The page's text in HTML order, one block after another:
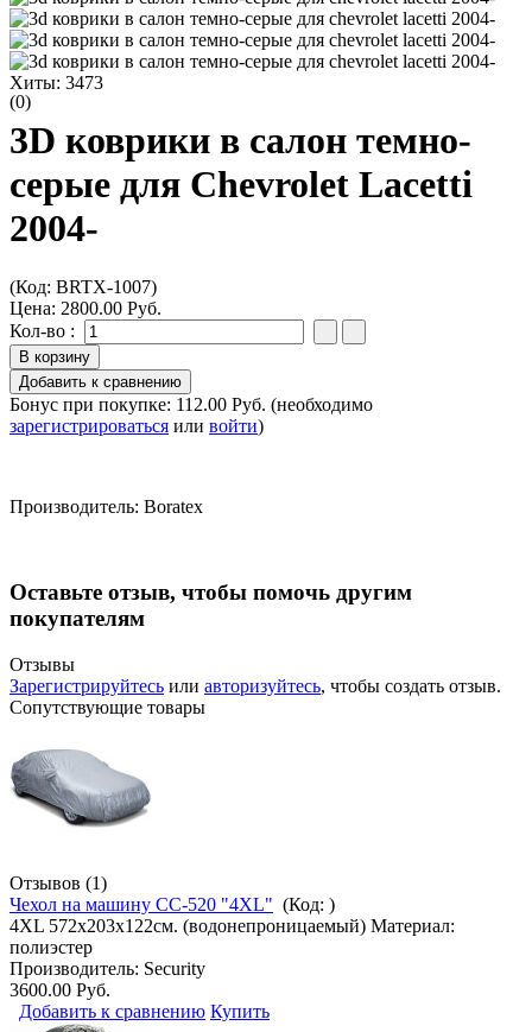
Хиты: 3473
(0)
3D коврики в салон темно-
серые для Chevrolet Lacetti
2004-
(Код: BRTX-1007)
Цена: 2800.00 Руб.
Кол-во :
Бонус при покупке: 112.00 Руб. (необходимо
зарегистрироваться или войти)
Производитель: Boratex
Оставьте отзыв, чтобы помочь другим
покупателям
Отзывы
Зарегистрируйтесь или авторизуйтесь, чтобы создать отзыв.
Сопутствующие товары
Отзывов (1)
Чехол на машину CC-520 "4XL" (Код: )
4XL 572х203х122см. (водонепроницаемый) Материал:
полиэстер
Производитель: Security
3600.00 Руб.
Добавить к сравнению Купить